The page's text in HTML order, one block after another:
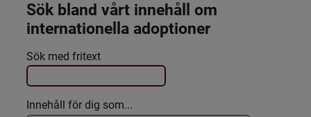
Sök bland vårt innehåll om
internationella adoptioner
Filtrera resultatet
Det här formuläret postas automatiskt
Sök med fritext
Innehåll för dig som...